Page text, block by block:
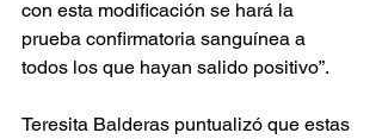
con esta modificación se hará la
prueba confirmatoria sanguínea a
todos los que hayan salido positivo”.
Teresita Balderas puntualizó que estas